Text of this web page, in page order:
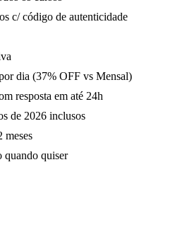
c/ código de autenticidade
dia (37% OFF vs Mensal)
resposta em até 24h
de 2026 inclusos
meses
quando quiser